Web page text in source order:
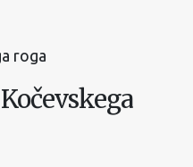
roga